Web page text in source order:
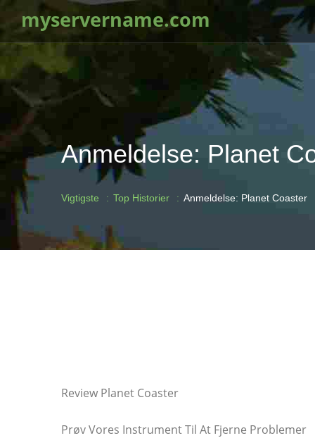
myservername.com
Anmeldelse: Planet
Vigtigste Top Historier Anmeldelse: Planet Coaster
Review Planet Coaster
Prøv Vores Instrument Til At Fjerne Problemer